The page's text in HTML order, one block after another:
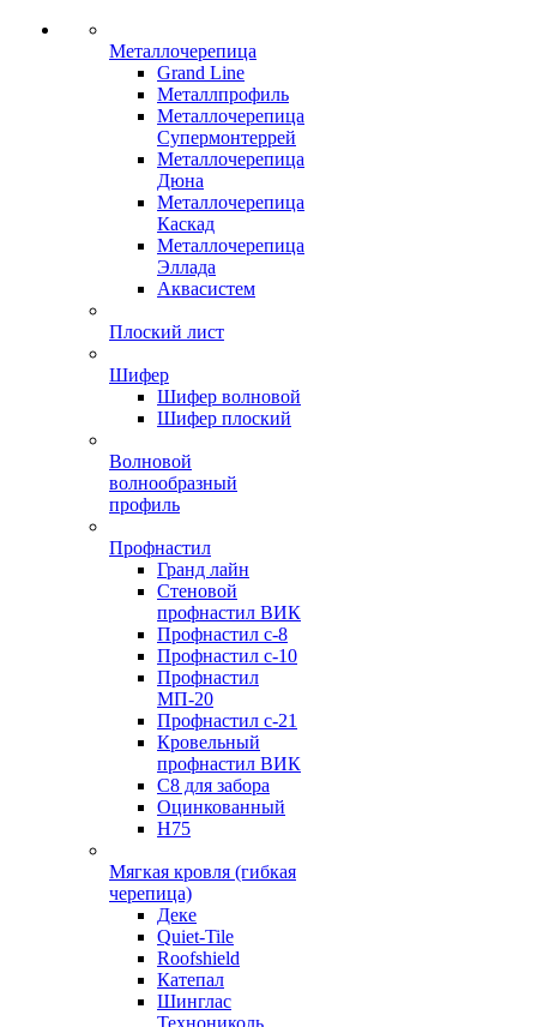
Металлочерепица
Grand Line
Металлпрофиль
Металлочерепица
Супермонтеррей
Металлочерепица
Дюна
Металлочерепица
Каскад
Металлочерепица
Эллада
Аквасистем
Плоский лист
Шифер
Шифер волновой
Шифер плоский
Волновой
волнообразный
профиль
Профнастил
Гранд лайн
Стеновой
профнастил ВИК
Профнастил с-8
Профнастил с-10
Профнастил
МП-20
Профнастил с-21
Кровельный
профнастил ВИК
С8 для забора
Оцинкованный
Н75
Мягкая кровля (гибкая
черепица)
Деке
Quiet-Tile
Roofshield
Катепал
Шинглас
Технониколь